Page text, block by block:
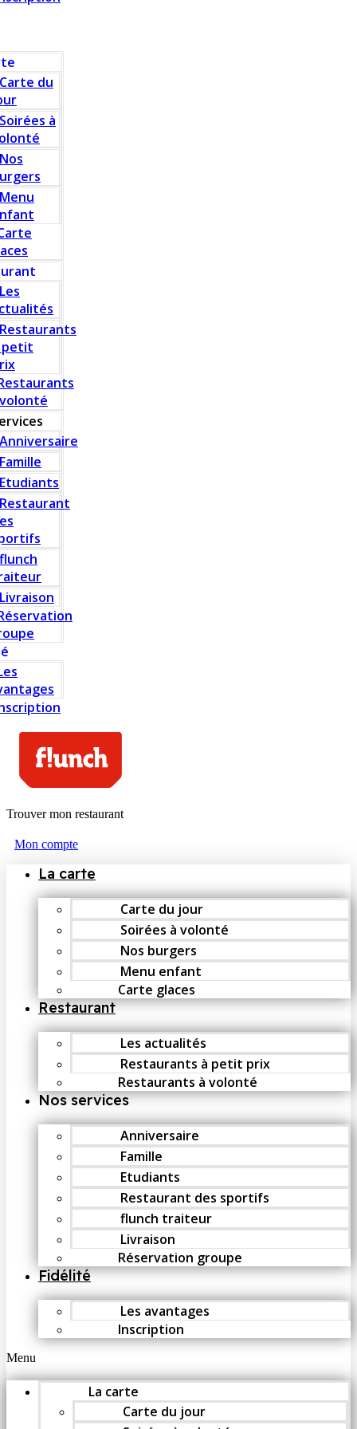
Carte du
Soirées à
Nos
Menu
Les
Restaurants
petit
Anniversaire
Famille
Etudiants
Restaurant
flunch
Livraison
Trouver mon restaurant
Mon compte
La carte
Carte du jour
Soirées à volonté
Nos burgers
Menu enfant
Carte glaces
Restaurant
Les actualités
Restaurants à petit prix
Restaurants à volonté
Nos services
Anniversaire
Famille
Etudiants
Restaurant des sportifs
flunch traiteur
Livraison
Réservation groupe
Fidélité
Les avantages
Inscription
Menu
La carte
Carte du jour